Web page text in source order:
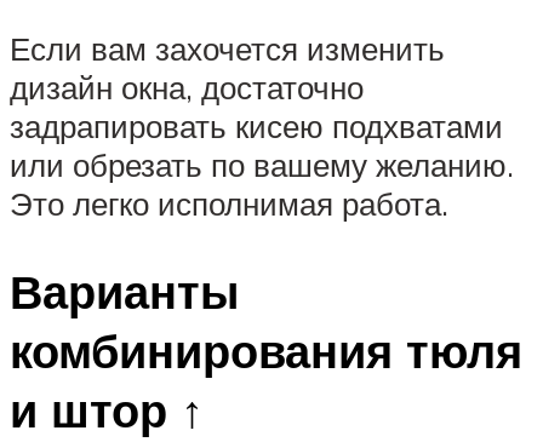
Если вам захочется изменить
дизайн окна, достаточно
задрапировать кисею подхватами
или обрезать по вашему желанию.
Это легко исполнимая работа.
Варианты
комбинирования тюля
и штор ↑